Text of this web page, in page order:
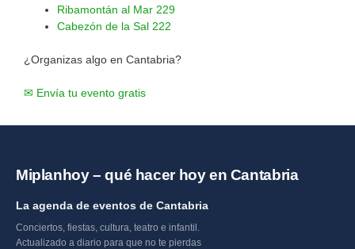
Ribamontán al Mar 229
Cabezón de la Sal 222
¿Organizas algo en Cantabria?
✉ Envía tu evento gratis
Miplanhoy – qué hacer hoy en Cantabria
La agenda de eventos de Cantabria
Conciertos, fiestas, cultura, teatro e infantil.
Actualizado a diario para que no te pierdas